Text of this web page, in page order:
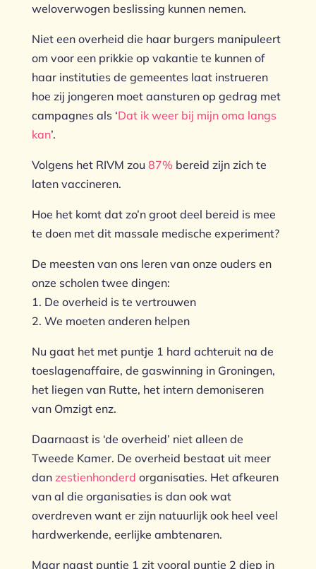
weloverwogen beslissing kunnen nemen.
Niet een overheid die haar burgers manipuleert
om voor een prikkie op vakantie te kunnen of
haar instituties de gemeentes laat instrueren
hoe zij jongeren moet aansturen op gedrag met
campagnes als ‘Dat ik weer bij mijn oma langs
kan’.
Volgens het RIVM zou 87%bereid zijn zich te
laten vaccineren.
Hoe het komt dat zo’n groot deel bereid is mee
te doen met dit massale medische experiment?
De meesten van ons leren van onze ouders en
onze scholen twee dingen:
1. De overheid is te vertrouwen
2. We moeten anderen helpen
Nu gaat het met puntje 1 hard achteruit na de
toeslagenaffaire, de gaswinning in Groningen,
het liegen van Rutte, het intern demoniseren
van Omzigt enz.
Daarnaast is ‘de overheid’ niet alleen de
Tweede Kamer. De overheid bestaat uit meer
dan zestienhonderd organisaties. Het afkeuren
van al die organisaties is dan ook wat
overdreven want er zijn natuurlijk ook heel veel
hardwerkende, eerlijke ambtenaren.
Maar naast puntje 1 zit vooral puntje 2 diep in